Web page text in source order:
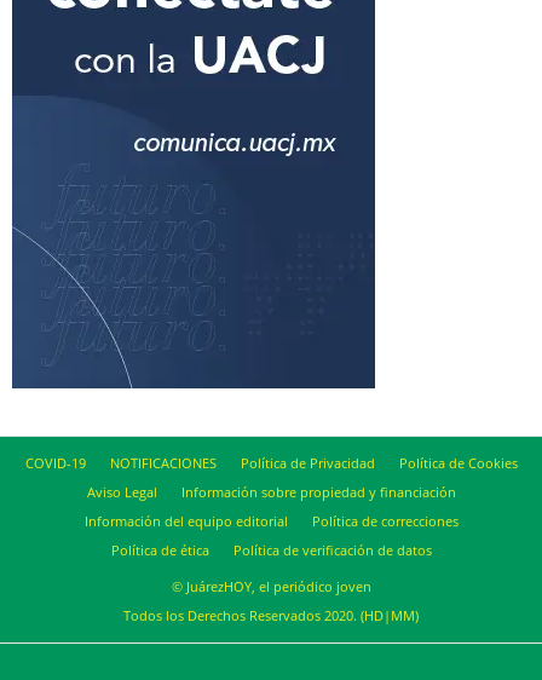
COVID-19 NOTIFICACIONES Política de Privacidad
Política de Cookies
Aviso Legal
Información sobre propiedad y financiación
Información del equipo editorial
Política de correcciones
Política de ética
Política de verificación de datos
© JuárezHOY, el periódico joven
Todos los Derechos Reservados 2020. (HD|MM)